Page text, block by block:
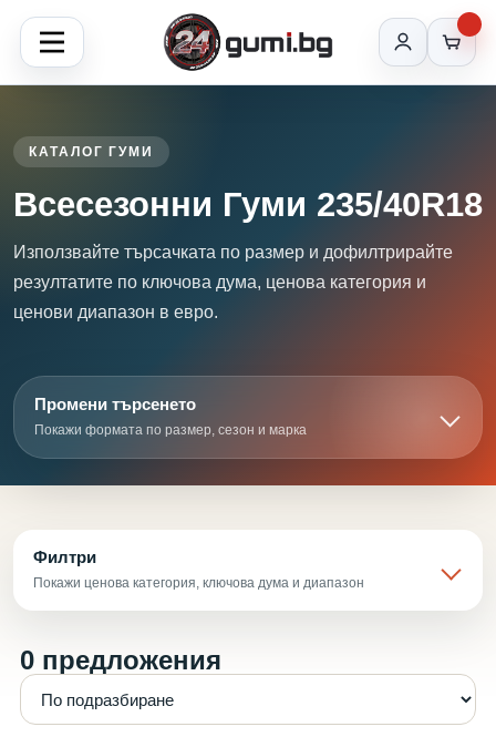
КАТАЛОГ ГУМИ
Всесезонни Гуми 235/40R18
Използвайте търсачката по размер и дофилтрирайте
резултатите по ключова дума, ценова категория и
ценови диапазон в евро.
Промени търсенето
Покажи формата по размер, сезон и марка
Филтри
Покажи ценова категория, ключова дума и диапазон
0 предложения